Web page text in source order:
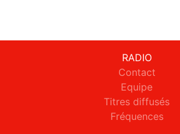
RADIO
Contact
Equipe
Titres diffusés
Fréquences